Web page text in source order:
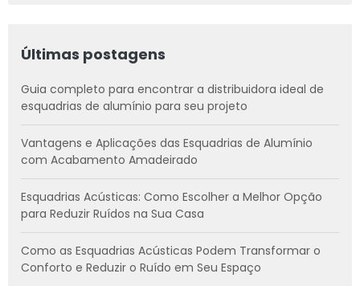
Últimas postagens
Guia completo para encontrar a distribuidora ideal de
esquadrias de alumínio para seu projeto
Vantagens e Aplicações das Esquadrias de Alumínio
com Acabamento Amadeirado
Esquadrias Acústicas: Como Escolher a Melhor Opção
para Reduzir Ruídos na Sua Casa
Como as Esquadrias Acústicas Podem Transformar o
Conforto e Reduzir o Ruído em Seu Espaço